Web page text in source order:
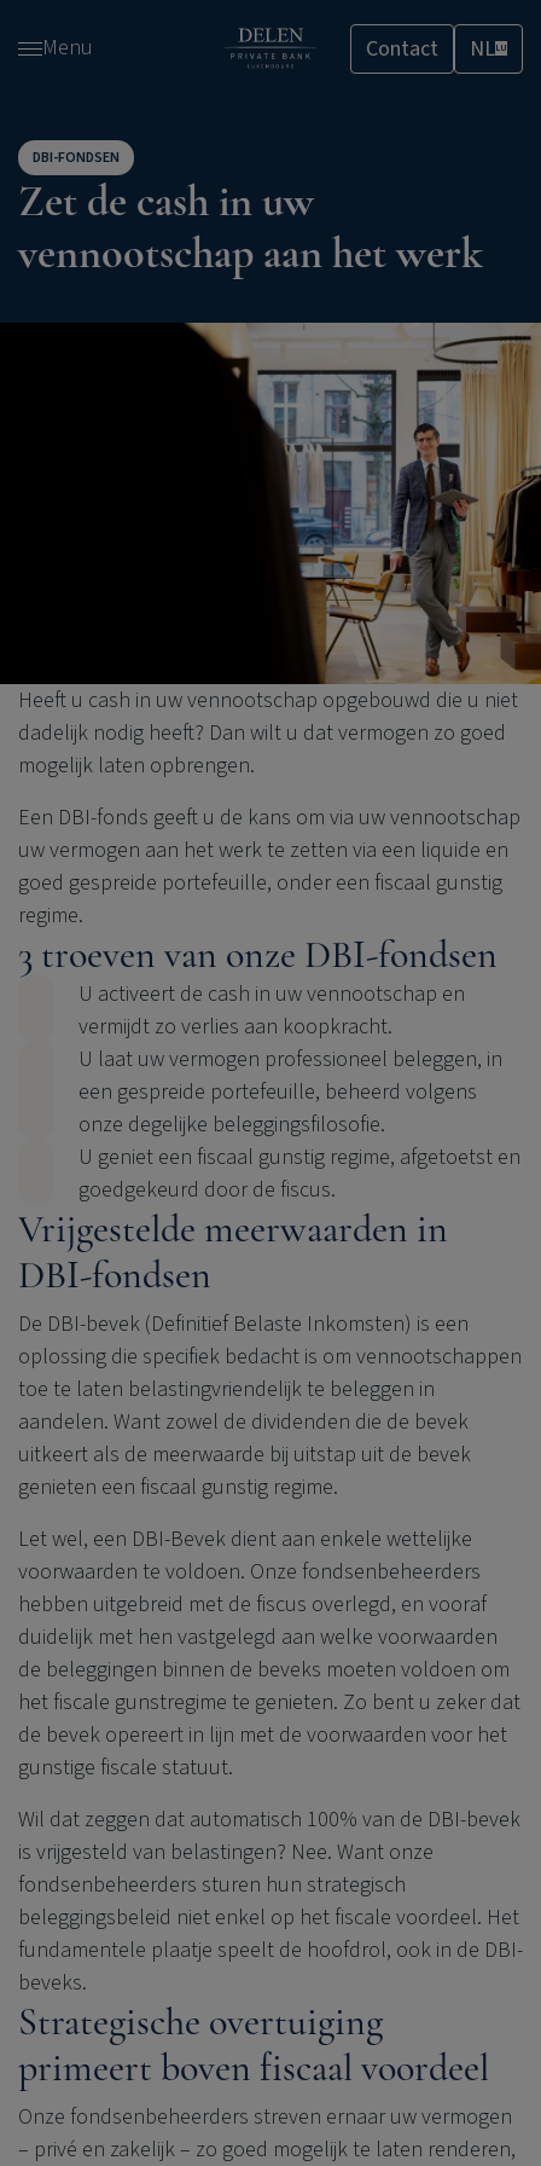
en
inhoud
gaan
Menu Contact NLLU
DBI-FONDSEN
Zet de cash in uw
vennootschap aan het werk
Heeft u cash in uw vennootschap opgebouwd die u niet
dadelijk nodig heeft? Dan wilt u dat vermogen zo goed
mogelijk laten opbrengen.
Een DBI-fonds geeft u de kans om via uw vennootschap
uw vermogen aan het werk te zetten via een liquide en
goed gespreide portefeuille, onder een fiscaal gunstig
regime.
3 troeven van onze DBI-fondsen
U activeert de cash in uw vennootschap en
vermijdt zo verlies aan koopkracht.
U laat uw vermogen professioneel beleggen, in
een gespreide portefeuille, beheerd volgens
onze degelijke beleggingsfilosofie.
U geniet een fiscaal gunstig regime, afgetoetst en
goedgekeurd door de fiscus.
Vrijgestelde meerwaarden in
DBI-fondsen
De DBI-bevek (Definitief Belaste Inkomsten) is een
oplossing die specifiek bedacht is om vennootschappen
toe te laten belastingvriendelijk te beleggen in
aandelen. Want zowel de dividenden die de bevek
uitkeert als de meerwaarde bij uitstap uit de bevek
genieten een fiscaal gunstig regime.
Let wel, een DBI-Bevek dient aan enkele wettelijke
voorwaarden te voldoen. Onze fondsenbeheerders
hebben uitgebreid met de fiscus overlegd, en vooraf
duidelijk met hen vastgelegd aan welke voorwaarden
de beleggingen binnen de beveks moeten voldoen om
het fiscale gunstregime te genieten. Zo bent u zeker dat
de bevek opereert in lijn met de voorwaarden voor het
gunstige fiscale statuut.
Wil dat zeggen dat automatisch 100% van de DBI-bevek
is vrijgesteld van belastingen? Nee. Want onze
fondsenbeheerders sturen hun strategisch
beleggingsbeleid niet enkel op het fiscale voordeel. Het
fundamentele plaatje speelt de hoofdrol, ook in de DBI-
beveks.
Strategische overtuiging
primeert boven fiscaal voordeel
Onze fondsenbeheerders streven ernaar uw vermogen
– privé en zakelijk – zo goed mogelijk te laten renderen,